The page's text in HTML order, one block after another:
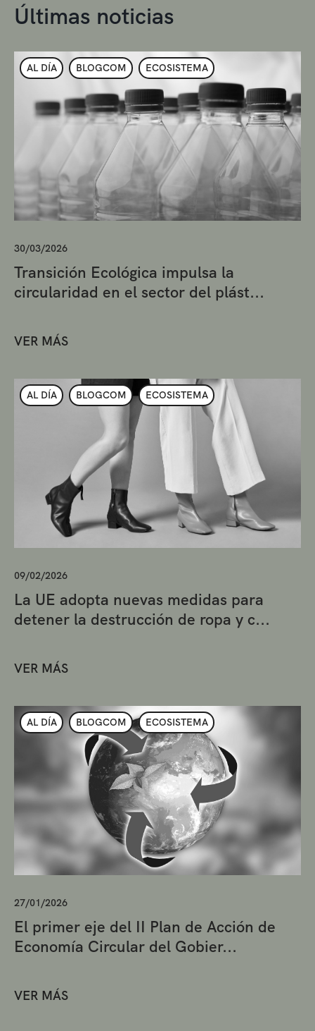
Últimas noticias
AL DÍA BLOGCOM ECOSISTEMA
30/03/2026
Transición Ecológica impulsa la
circularidad en el sector del plást...
VER MÁS
AL DÍA BLOGCOM ECOSISTEMA
09/02/2026
La UE adopta nuevas medidas para
detener la destrucción de ropa y c...
VER MÁS
AL DÍA BLOGCOM ECOSISTEMA
27/01/2026
El primer eje del II Plan de Acción de
Economía Circular del Gobier...
VER MÁS